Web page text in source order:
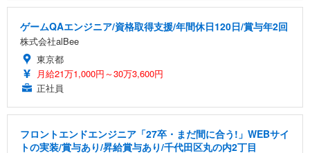
ゲームQAエンジニア/資格取得支援/年間休日120日/賞与年2回
株式会社alBee
東京都
月給21万1,000円～30万3,600円
正社員
フロントエンドエンジニア「27卒・まだ間に合う!」WEBサイ
トの実装/賞与あり/昇給賞与あり/千代田区丸の内2丁目